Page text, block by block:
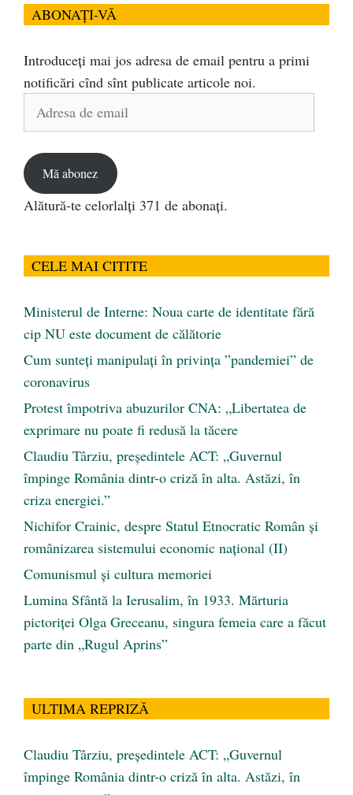
ABONAȚI-VĂ
Introduceți mai jos adresa de email pentru a primi
notificări cînd sînt publicate articole noi.
Adresa
Mă abonez
Alătură-te celorlalți 371 de abonați.
CELE MAI CITITE
Ministerul de Interne: Noua carte de identitate fără
cip NU este document de călătorie
Cum sunteți manipulați în privința ”pandemiei” de
coronavirus
Protest împotriva abuzurilor CNA: „Libertatea de
exprimare nu poate fi redusă la tăcere
Claudiu Târziu, președintele ACT: „Guvernul
împinge România dintr-o criză în alta. Astăzi, în
criza energiei.”
Nichifor Crainic, despre Statul Etnocratic Român şi
românizarea sistemului economic naţional (II)
Comunismul şi cultura memoriei
Lumina Sfântă la Ierusalim, în 1933. Mărturia
pictoriței Olga Greceanu, singura femeia care a făcut
parte din „Rugul Aprins”
ULTIMA REPRIZĂ
Claudiu Târziu, președintele ACT: „Guvernul
împinge România dintr-o criză în alta. Astăzi, în